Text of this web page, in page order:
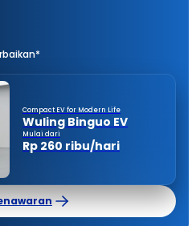
Compact EV for Modern Life
Wuling Binguo EV
Mulai dari
Rp 260 ribu/hari